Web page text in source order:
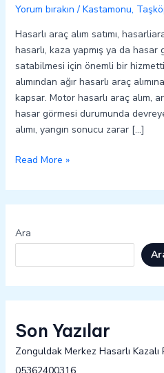
Yorum bırakın / Kastamonu,
Hasarlı araç alım satımı,
hasarlı, kaza yapmış ya da hasar
satabilmesi için önemli bir
alımından ağır hasarlı araç
kapsar. Motor hasarlı araç alım,
hasar görmesi durumunda
alımı, yangın sonucu zarar […]
Read More »
Ara
Son Yazılar
Zonguldak Merkez Hasarlı Kazalı
05362400316